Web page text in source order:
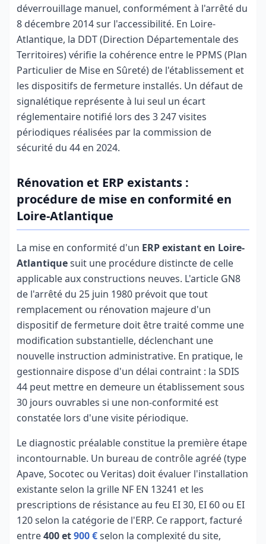
déverrouillage manuel, conformément à l'arrêté du
8 décembre 2014 sur l'accessibilité. En Loire-
Atlantique, la DDT (Direction Départementale des
Territoires) vérifie la cohérence entre le PPMS (Plan
Particulier de Mise en Sûreté) de l'établissement et
les dispositifs de fermeture installés. Un défaut de
signalétique représente à lui seul un écart
réglementaire notifié lors des 3 247 visites
périodiques réalisées par la commission de
sécurité du 44 en 2024.
Rénovation et ERP existants :
procédure de mise en conformité en
Loire-Atlantique
La mise en conformité d'un ERP existant en Loire-
Atlantiquesuit une procédure distincte de celle
applicable aux constructions neuves. L'article GN8
de l'arrêté du 25 juin 1980 prévoit que tout
remplacement ou rénovation majeure d'un
dispositif de fermeture doit être traité comme une
modification substantielle, déclenchant une
nouvelle instruction administrative. En pratique, le
gestionnaire dispose d'un délai contraint : la SDIS
44 peut mettre en demeure un établissement sous
30 jours ouvrables si une non-conformité est
constatée lors d'une visite périodique.
Le diagnostic préalable constitue la première étape
incontournable. Un bureau de contrôle agréé (type
Apave, Socotec ou Veritas) doit évaluer l'installation
existante selon la grille NF EN 13241 et les
prescriptions de résistance au feu EI 30, EI 60 ou EI
120 selon la catégorie de l'ERP. Ce rapport, facturé
entre400 et900 €selon la complexité du site,